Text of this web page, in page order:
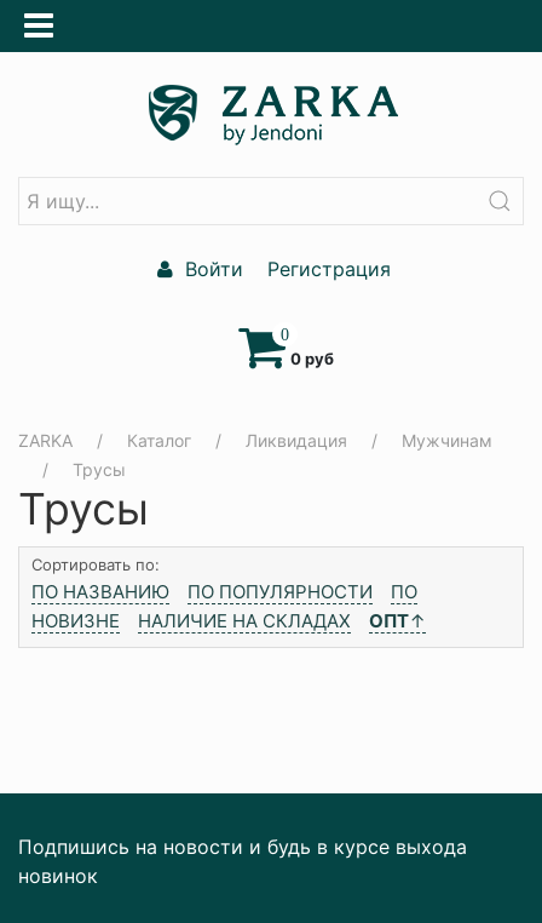
Войти Регистрация
0
0 руб
ZARKA Каталог Ликвидация
Мужчинам
Трусы
Трусы
Сортировать по:
ПО НАЗВАНИЮ ПО ПОПУЛЯРНОСТИ
ПО
НОВИЗНЕ
НАЛИЧИЕ НА СКЛАДАХ ОПТ↑
Подпишись на новости и будь в курсе выхода
новинок